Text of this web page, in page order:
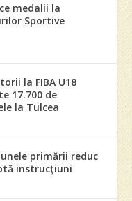
medalii la
Sportive
la FIBA U18
17.700 de
la Tulcea
primării reduc
instrucţiuni